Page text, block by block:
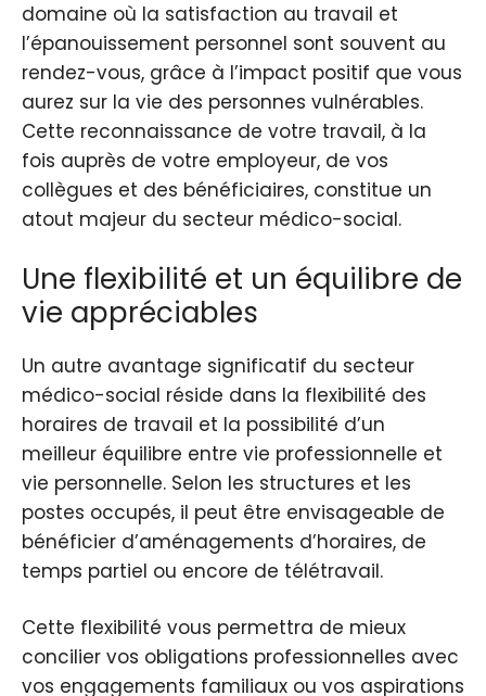
domaine où la satisfaction au travail et
l’épanouissement personnel sont souvent au
rendez-vous, grâce à l’impact positif que vous
aurez sur la vie des personnes vulnérables.
Cette reconnaissance de votre travail, à la
fois auprès de votre employeur, de vos
collègues et des bénéficiaires, constitue un
atout majeur du secteur médico-social.
Une flexibilité et un équilibre de
vie appréciables
Un autre avantage significatif du secteur
médico-social réside dans la flexibilité des
horaires de travail et la possibilité d’un
meilleur équilibre entre vie professionnelle et
vie personnelle. Selon les structures et les
postes occupés, il peut être envisageable de
bénéficier d’aménagements d’horaires, de
temps partiel ou encore de télétravail.
Cette flexibilité vous permettra de mieux
concilier vos obligations professionnelles avec
vos engagements familiaux ou vos aspirations